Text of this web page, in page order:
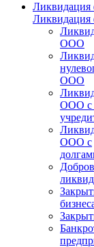
ООО
ООО
ООО с
ООО с